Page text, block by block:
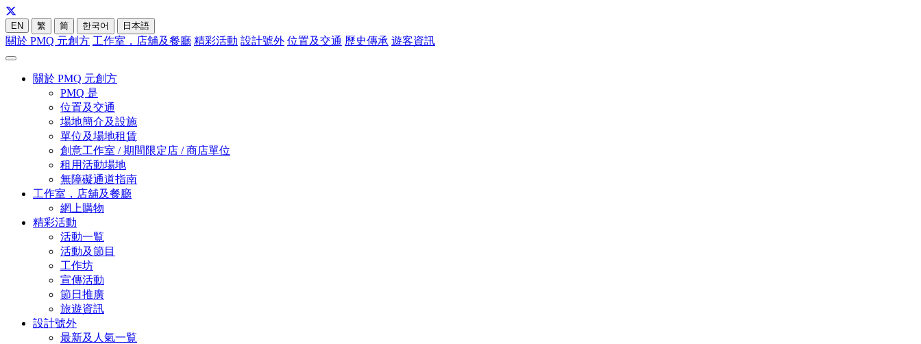
EN 繁 简 한국어 日本語
關於 PMQ 元創方 工作室，店舖及餐廳 精彩活動 設計號外 位置及交通 歷史傳承 遊客資訊
關於 PMQ 元創方
PMQ 是
位置及交通
場地簡介及設施
單位及場地租賃
創意工作室 / 期間限定店 / 商店單位
租用活動場地
無障礙通道指南
工作室，店舖及餐廳
網上購物
精彩活動
活動一覧
活動及節目
工作坊
宣傳活動
節日推廣
旅遊資訊
設計號外
最新及人氣一覧